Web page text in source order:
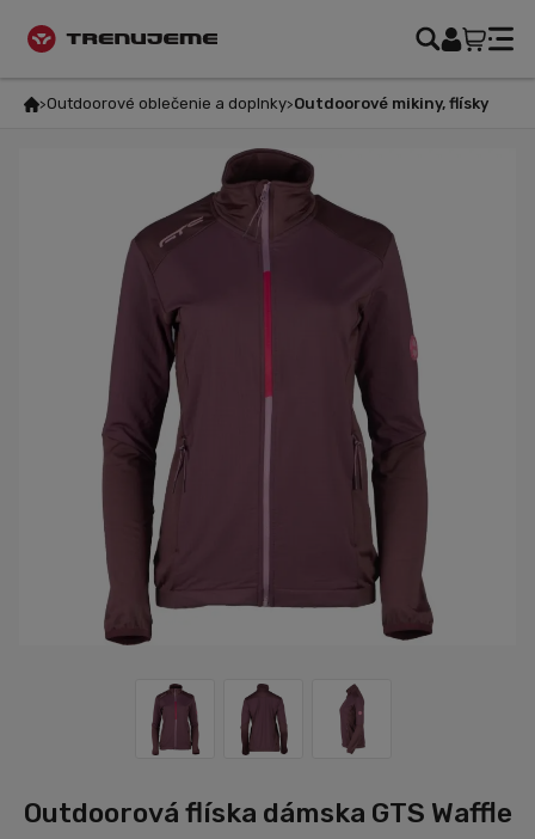
Outdoorové oblečenie a doplnky Outdoorové mikiny, flísky
Outdoorová flíska dámska GTS Waffle